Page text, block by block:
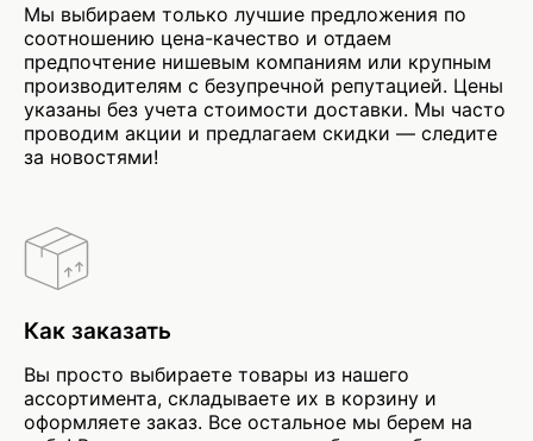
Мы выбираем только лучшие предложения по
соотношению цена-качество и отдаем
предпочтение нишевым компаниям или крупным
производителям с безупречной репутацией. Цены
указаны без учета стоимости доставки. Мы часто
проводим акции и предлагаем скидки — следите
за новостями!
Как заказать
Вы просто выбираете товары из нашего
ассортимента, складываете их в корзину и
оформляете заказ. Все остальное мы берем на